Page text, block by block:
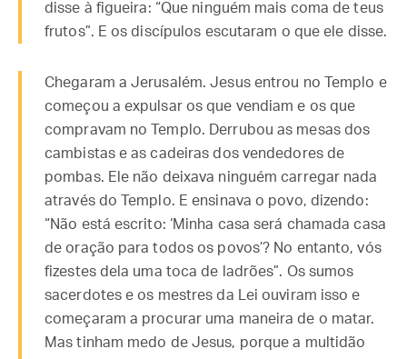
disse à figueira: “Que ninguém mais coma de teus
frutos”. E os discípulos escutaram o que ele disse.
Chegaram a Jerusalém. Jesus entrou no Templo e
começou a expulsar os que vendiam e os que
compravam no Templo. Derrubou as mesas dos
cambistas e as cadeiras dos vendedores de
pombas. Ele não deixava ninguém carregar nada
através do Templo. E ensinava o povo, dizendo:
“Não está escrito: ‘Minha casa será chamada casa
de oração para todos os povos’? No entanto, vós
fizestes dela uma toca de ladrões”. Os sumos
sacerdotes e os mestres da Lei ouviram isso e
começaram a procurar uma maneira de o matar.
Mas tinham medo de Jesus, porque a multidão